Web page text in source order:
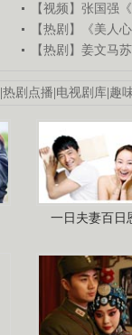
【视频】张国强
【热剧】《美人
【热剧】姜文马
热剧点播 电视剧库 趣
一日夫妻百日